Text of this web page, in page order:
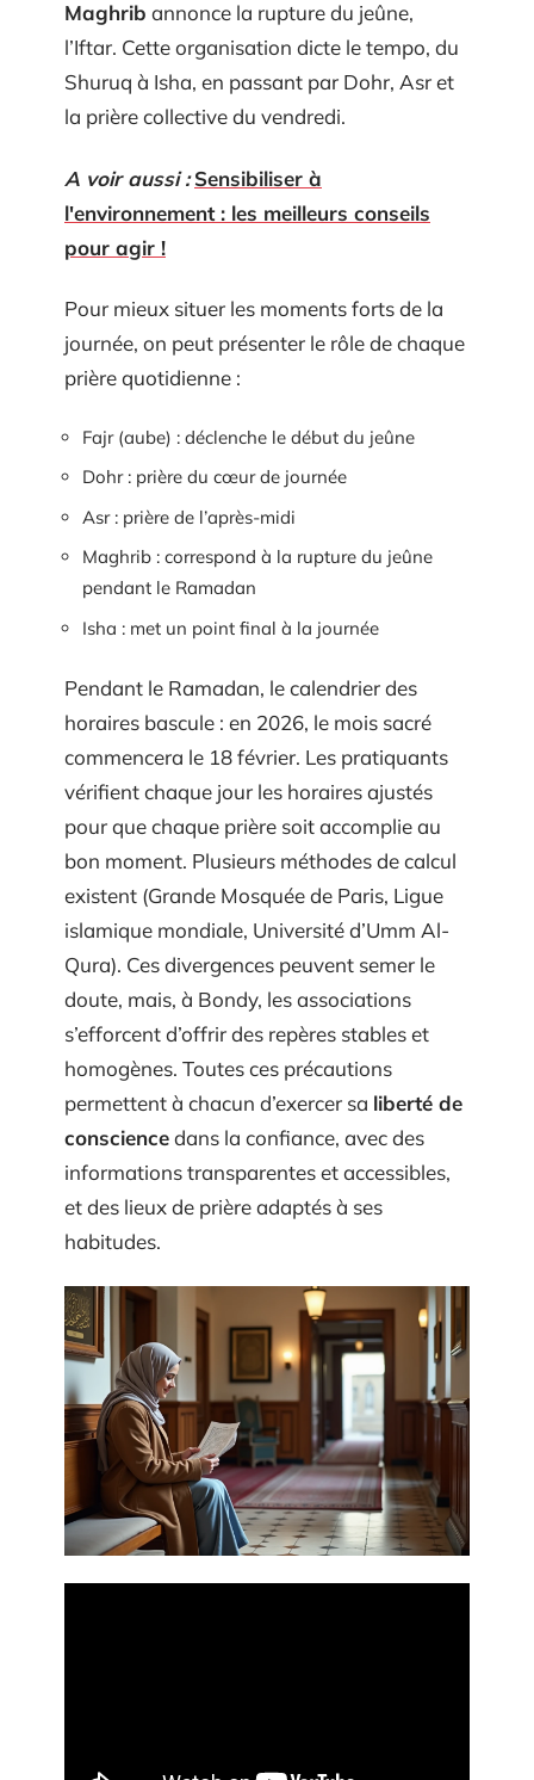
Maghrib annonce la rupture du jeûne,
l’Iftar. Cette organisation dicte le tempo, du
Shuruq à Isha, en passant par Dohr, Asr et
la prière collective du vendredi.
A voir aussi : Sensibiliser à
l'environnement : les meilleurs conseils
pour agir !
Pour mieux situer les moments forts de la
journée, on peut présenter le rôle de chaque
prière quotidienne :
Fajr (aube) : déclenche le début du jeûne
Dohr : prière du cœur de journée
Asr : prière de l’après-midi
Maghrib : correspond à la rupture du jeûne
pendant le Ramadan
Isha : met un point final à la journée
Pendant le Ramadan, le calendrier des
horaires bascule : en 2026, le mois sacré
commencera le 18 février. Les pratiquants
vérifient chaque jour les horaires ajustés
pour que chaque prière soit accomplie au
bon moment. Plusieurs méthodes de calcul
existent (Grande Mosquée de Paris, Ligue
islamique mondiale, Université d’Umm Al-
Qura). Ces divergences peuvent semer le
doute, mais, à Bondy, les associations
s’efforcent d’offrir des repères stables et
homogènes. Toutes ces précautions
permettent à chacun d’exercer sa liberté de
consciencedans la confiance, avec des
informations transparentes et accessibles,
et des lieux de prière adaptés à ses
habitudes.